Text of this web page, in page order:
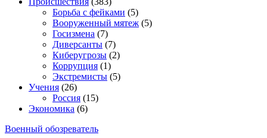
Борьба с фейками (5)
Вооруженный мятеж (5)
Госизмена (7)
Диверсанты (7)
Киберугрозы (2)
Коррупция (1)
Экстремисты (5)
Учения (26)
Россия (15)
Экономика (6)
Военный обозреватель